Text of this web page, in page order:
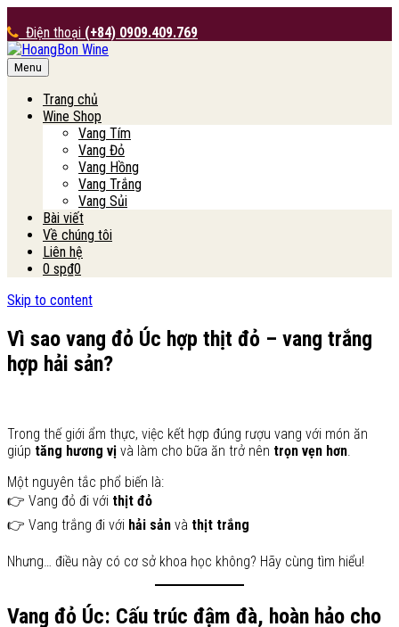
Điện thoại (+84) 0909.409.769
HoangBon Wine
Menu
Trang chủ
Wine Shop
Vang Tím
Vang Đỏ
Vang Hồng
Vang Trắng
Vang Sủi
Bài viết
Về chúng tôi
Liên hệ
0 sp₫0
Skip to content
Vì sao vang đỏ Úc hợp thịt đỏ – vang trắng
hợp hải sản?
Trong thế giới ẩm thực, việc kết hợp đúng rượu vang với món ăn
giúp tăng hương vị và làm cho bữa ăn trở nên trọn vẹn hơn.
Một nguyên tắc phổ biến là:
👉 Vang đỏ đi với thịt đỏ
👉 Vang trắng đi với hải sản và thịt trắng
Nhưng… điều này có cơ sở khoa học không? Hãy cùng tìm hiểu!
Vang đỏ Úc: Cấu trúc đậm đà, hoàn hảo cho